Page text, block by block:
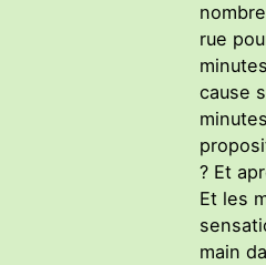
rue
cause
? Et
Et les
main